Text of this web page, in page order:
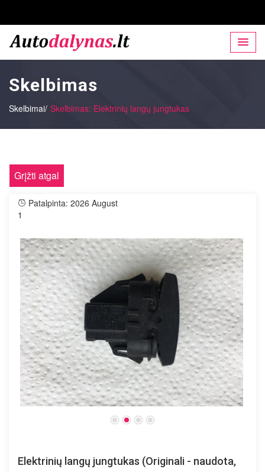
Skelbimas
Skelbimai/ Skelbimas: Elektrinių langų jungtukas
Grįžti atgal
Patalpinta: 2026 August
1
Elektrinių langų jungtukas (Originali - naudota,